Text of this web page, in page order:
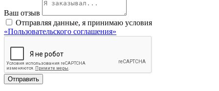
Ваш отзыв
Отправляя данные, я принимаю условия
«Пользовательского соглашения»
Отправить